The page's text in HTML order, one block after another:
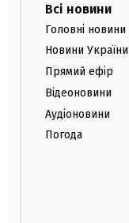
Всі новини
Головні новини
Новини України
Прямий ефір
Відеоновини
Аудіоновини
Погода